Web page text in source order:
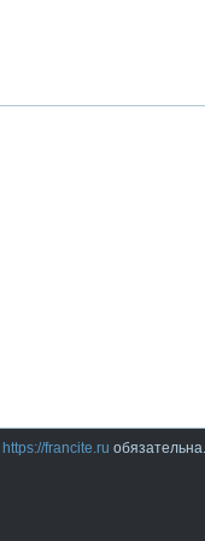
https://francite.ru обязательна.